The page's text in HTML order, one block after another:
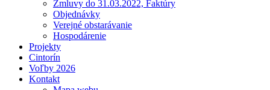
Zmluvy do 31.03.2022, Faktúry
Objednávky
Verejné obstarávanie
Hospodárenie
Projekty
Cintorín
Voľby 2026
Kontakt